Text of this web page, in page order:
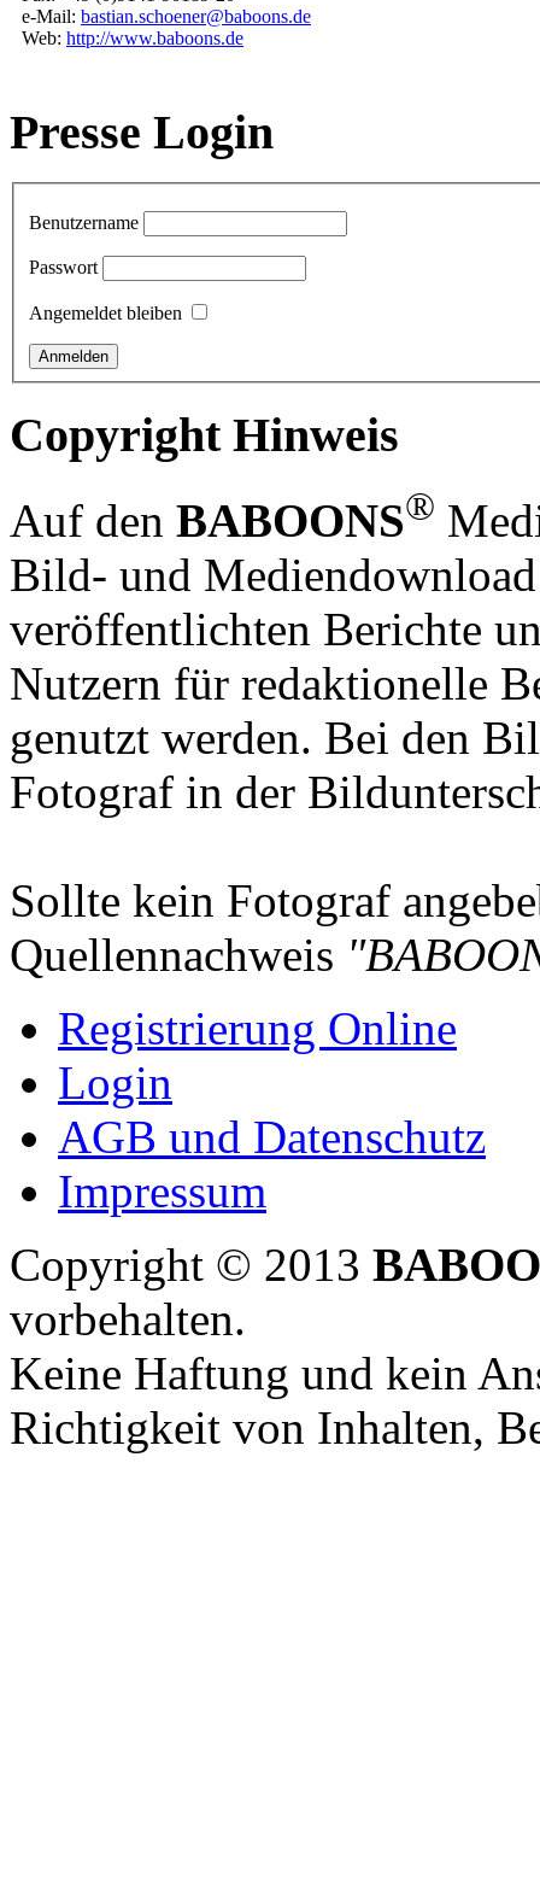
e-Mail: bastian.schoener@baboons.de
Web: http://www.baboons.de
Presse Login
Benutzername
Passwort
Angemeldet bleiben
Copyright Hinweis
Auf den BABOONS®
Bild- und
veröffentlichten Berichte
Nutzern für redaktionelle
genutzt werden. Bei den
Fotograf in der
Sollte kein Fotograf
Quellennachweis
Registrierung Online
Login
AGB und Datenschutz
Impressum
Copyright © 2013
vorbehalten.
Keine Haftung und kein
Richtigkeit von Inhalten,